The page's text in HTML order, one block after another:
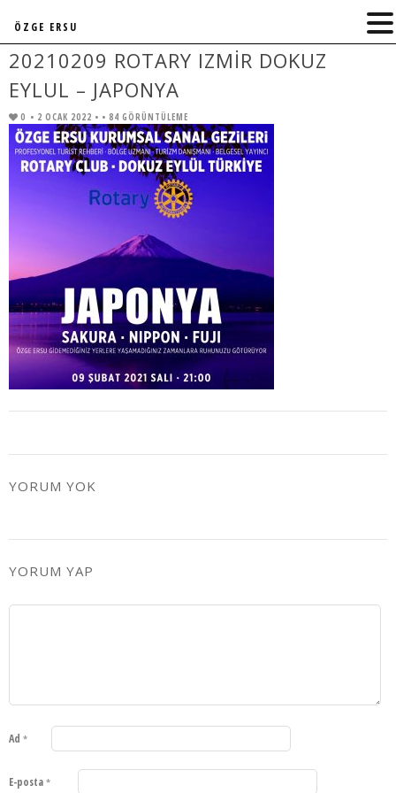
20210209 ROTARY IZMIR DOKUZ
EYLUL – JAPONYA
0 • 2 OCAK 2022 • • 84 GÖRÜNTÜLEME
YORUM YOK
YORUM YAP
Ad *
E-posta *
ÖZGE ERSU